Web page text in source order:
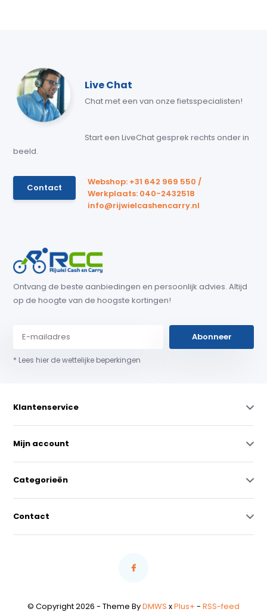
Live Chat
Chat met een van onze fietsspecialisten!
Start een LiveChat gesprek rechts onder in
beeld.
Contact
Webshop: +31 642 969 550 /
Werkplaats: 040-2432518
info@rijwielcashencarry.nl
Ontvang de beste aanbiedingen en persoonlijk advies. Altijd
op de hoogte van de hoogste kortingen!
Abonneer
* Lees hier de wettelijke beperkingen
Klantenservice
Mijn account
Categorieën
Contact
© Copyright 2026 - Theme ByDMWS xPlus+ - RSS-feed